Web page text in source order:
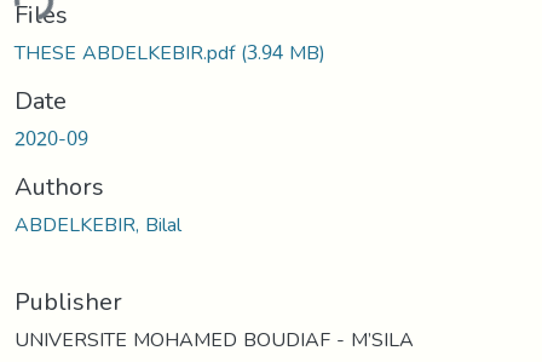
Files
THESE ABDELKEBIR.pdf(3.94 MB)
Date
2020-09
Authors
ABDELKEBIR, Bilal
Publisher
UNIVERSITE MOHAMED BOUDIAF - M’SILA